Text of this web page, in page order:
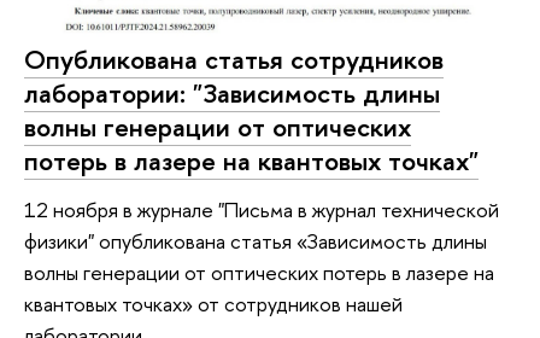
Опубликована статья сотрудников
лаборатории: "Зависимость длины
волны генерации от оптических
потерь в лазере на квантовых точках"
12 ноября в журнале "Письма в журнал технической
физики" опубликована статья «Зависимость длины
волны генерации от оптических потерь в лазере на
квантовых точках» от сотрудников нашей